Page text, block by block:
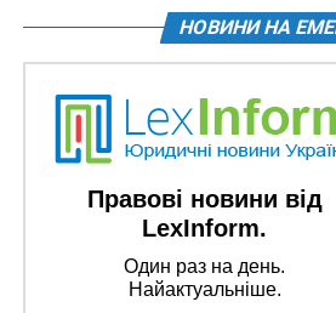
Читайте також:Обмежено
інформації про системи газо-
теплопостачання
А між тим, якби повноцінна
почалася ще в 2014 році, коли
ж після початку масштабного
та й Путін навряд чи б насмілився
якби знав, що його чекає негайна
Реалістичність такого сценарію
НОВИНИ НА
Правові новини від
LexInform.
Один раз на день.
Найактуальніше.